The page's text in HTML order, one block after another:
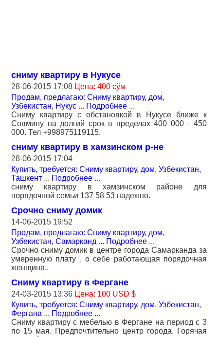
сниму квартиру в Нукусе
28-06-2015 17:08 Цена: 400 сўм
Продам, предлагаю: Сниму квартиру, дом,
Узбекистан, Нукус ... Подробнее ...
Сниму квартиру с обстановкой в Нукусе ближе к
Совмину на долгий срок в пределах 400 000 - 450
000. Тел +998975119115.
сниму квартиру в хамзинском р-не
28-06-2015 17:04
Купить, требуется: Сниму квартиру, дом, Узбекистан,
Ташкент ... Подробнее ...
сниму квартиру в хамзинском районе для
порядочной семьи 137 58 53 надежно.
Срочно сниму домик
14-06-2015 19:52
Продам, предлагаю: Сниму квартиру, дом,
Узбекистан, Самарканд ... Подробнее ...
Срочно сниму домик в центре города Самарканда за
умеренную плату , о себе работающая порядочная
женщина..
Сниму квартиру в Фергане
24-03-2015 13:36 Цена: 100 USD $
Купить, требуется: Сниму квартиру, дом, Узбекистан,
Фергана ... Подробнее ...
Сниму квартиру с мебелью в Фергане на период с 3
по 15 мая. Предпочтительно центр города. Горячая